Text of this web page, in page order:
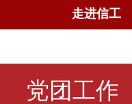
走进信工
党团工作